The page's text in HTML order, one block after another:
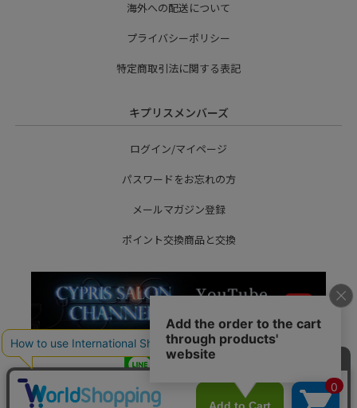
海外への配送について
プライバシーポリシー
特定商取引法に関する表記
キプリスメンバーズ
ログイン/マイページ
パスワードをお忘れの方
メールマガジン登録
ポイント交換商品と交換